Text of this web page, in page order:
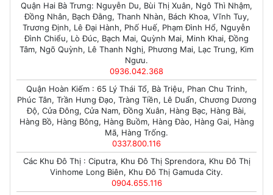
Quận Hai Bà Trưng: Nguyễn Du, Bùi Thị Xuân, Ngô Thì Nhậm,
Đồng Nhân, Bạch Đằng, Thanh Nhàn, Bách Khoa, Vĩnh Tuy,
Trương Định, Lê Đại Hành, Phố Huế, Phạm Đình Hổ, Nguyễn
Đình Chiểu, Lò Đúc, Bạch Mai, Quỳnh Mai, Minh Khai, Đồng
Tâm, Ngõ Quỳnh, Lê Thanh Nghị, Phương Mai, Lạc Trung, Kim
Ngưu.
0936.042.368
Quận Hoàn Kiếm : 65 Lý Thái Tổ, Bà Triệu, Phan Chu Trinh,
Phúc Tân, Trần Hưng Đạo, Tràng Tiền, Lê Duẩn, Chương Dương
Độ, Cửa Đông, Cửa Nam, Đồng Xuân, Hàng Bạc, Hàng Bài,
Hàng Bồ, Hàng Bông, Hàng Buồm, Hàng Đào, Hàng Gai, Hàng
Mã, Hàng Trống.
0337.800.116
Các Khu Đô Thị : Ciputra, Khu Đô Thị Sprendora, Khu Đô Thị
Vinhome Long Biên, Khu Đô Thị Gamuda City.
0904.655.116